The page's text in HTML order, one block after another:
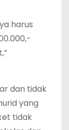
harus
dan tidak
yang
tidak